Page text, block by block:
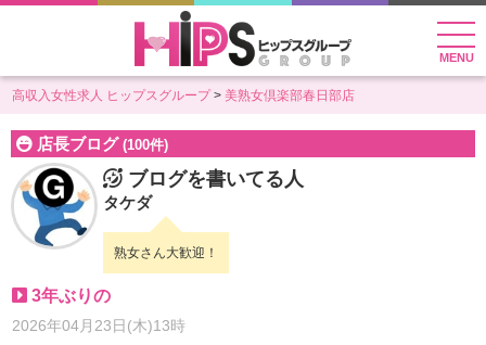
MENU
高収入女性求人 ヒップスグループ 美熟女倶楽部春日部店
店長ブログ (100件)
ブログを書いてる人
タケダ
熟女さん大歓迎！
3年ぶりの
2026年04月23日(木)13時